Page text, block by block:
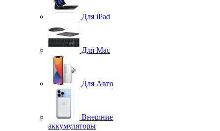
Для iPad
Для Mac
Для Авто
Внешние
аккумуляторы